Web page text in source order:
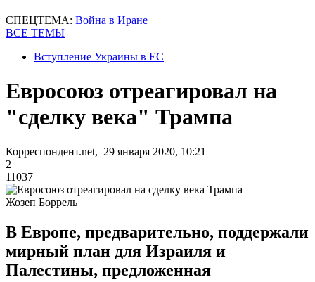
СПЕЦТЕМА: Война в Иране
ВСЕ ТЕМЫ
Вступление Украины в ЕС
Евросоюз отреагировал на
"сделку века" Трампа
Корреспондент.net, 29 января 2020, 10:21
2
11037
Жозеп Боррель
В Европе, предварительно, поддержали
мирный план для Израиля и
Палестины, предложенная